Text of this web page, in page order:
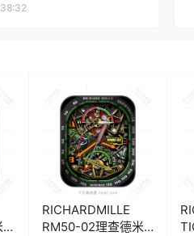
RICHARDMILLE
RM50-02理查德米